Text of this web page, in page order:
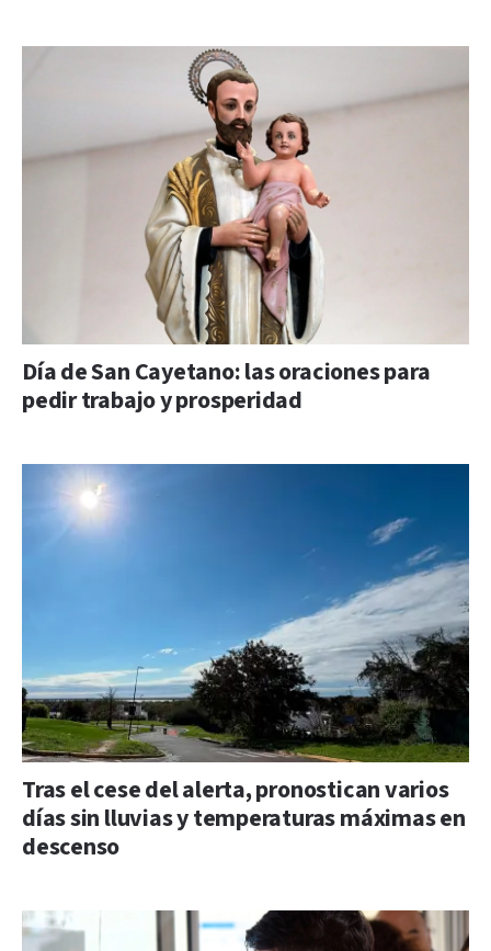
Día de San Cayetano: las oraciones para
pedir trabajo y prosperidad
Tras el cese del alerta, pronostican varios
días sin lluvias y temperaturas máximas en
descenso